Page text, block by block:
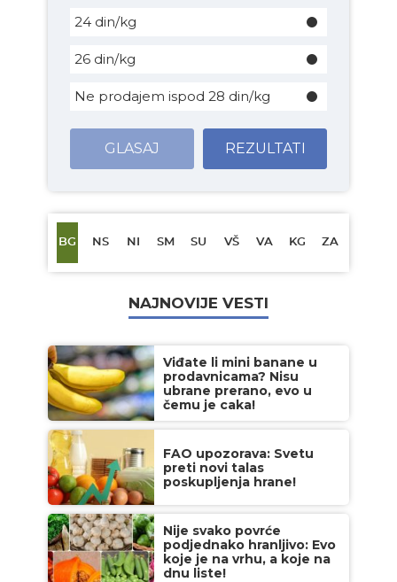
24 din/kg
26 din/kg
Ne prodajem ispod 28 din/kg
GLASAJ REZULTATI
BG NS NI SM SU VŠ VA KG ZA
NAJNOVIJE VESTI
Viđate li mini banane u
prodavnicama? Nisu
ubrane prerano, evo u
čemu je caka!
FAO upozorava: Svetu
preti novi talas
poskupljenja hrane!
Nije svako povrće
podjednako hranljivo: Evo
koje je na vrhu, a koje na
dnu liste!